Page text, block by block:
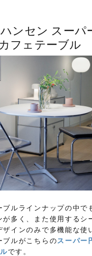
ンセン スーパ
フェテーブル
ブルラインナップの中で
が多く、また使用するシ
ザインのみで多機能な使
ブルがこちらのスーパー
です。